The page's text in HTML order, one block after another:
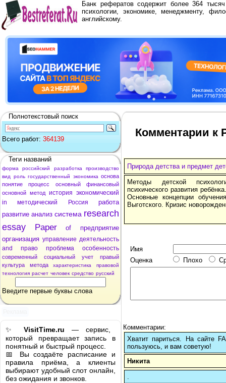
Банк рефератов содержит более 364
психологии, экономике, менеджменту,
английскому.
Полнотекстовый поиск
Всего работ: 364139
Теги названий
форма российский разработка
производство
вид
роль государственный экономика основа
понятие
процесс основный
финансовый
основной метод история экономический
in
методический Россия
работа
развитие анализ система research
essay
Paper of
предприятие
организация управление деятельность
and
право проблема особенность
современный социальный учет
правый
культура
метода характеристика
правовой
технология расчет человек средство русский
Введите первые буквы слова
✨ VisitTime.ru — сервис,
который превращает запись в
понятный и быстрый процесс.
📅 Вы создаёте расписание и
правила приёма, а клиенты
выбирают удобный слот онлайн,
без ожидания и звонков.
Комментарии к
Природа детства и предмет
Методы детской
психического развития
Основные концепции
Выготского. Кризис
Имя
Оценка
Плохо
Комментарии:
Хватит париться. На сайте
пользуюсь, и вам советую!
Никита